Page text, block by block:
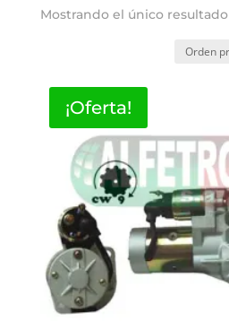
Mostrando el único resultado
¡Oferta!